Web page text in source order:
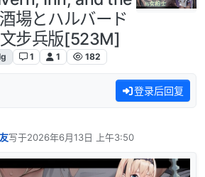
場とハルバード
文步兵版[523M]
1 1 182
登录后回复
写于2026年6月13日 上午3:50
最后由 编辑